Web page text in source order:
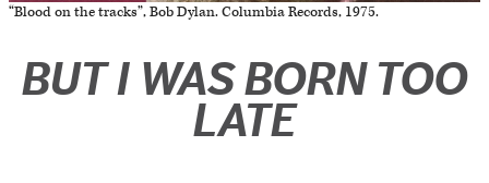
“Blood on the tracks”, Bob Dylan. Columbia Records, 1975.
BUT I WAS BORN TOO
LATE